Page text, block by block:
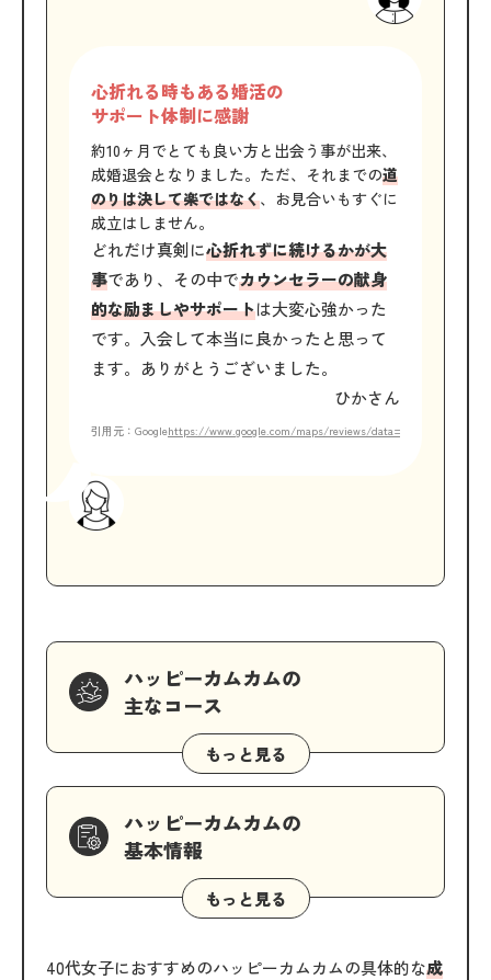
心折れる時もある婚活の
サポート体制に感謝
約10ヶ月でとても良い方と出会う事が出来、
成婚退会となりました。ただ、それまでの道
のりは決して楽ではなく、お見合いもすぐに
成立はしません。
どれだけ真剣に心折れずに続けるかが大
事であり、その中でカウンセラーの献身
的な励ましやサポートは大変心強かった
です。入会して本当に良かったと思って
ます。ありがとうございました。
ひかさん
引用元：Googlehttps://www.google.com/maps/reviews/
ハッピーカムカムの
主なコース
ハッピーカムカムの
基本情報
40代女子におすすめのハッピーカムカムの具体的な成